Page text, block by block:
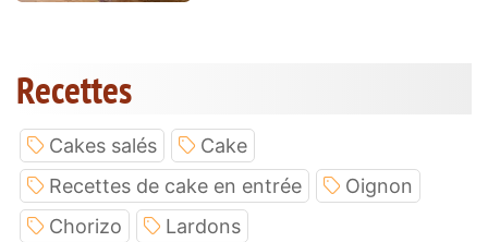
Recettes
Cakes salés
Cake
Recettes de cake en entrée
Oignon
Chorizo
Lardons